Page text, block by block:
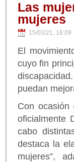
Las
mujeres
15/03/21, 16:09
El
cuyo fin
puedan
Con
oficialmente
cabo
destaca la
mujeres”,